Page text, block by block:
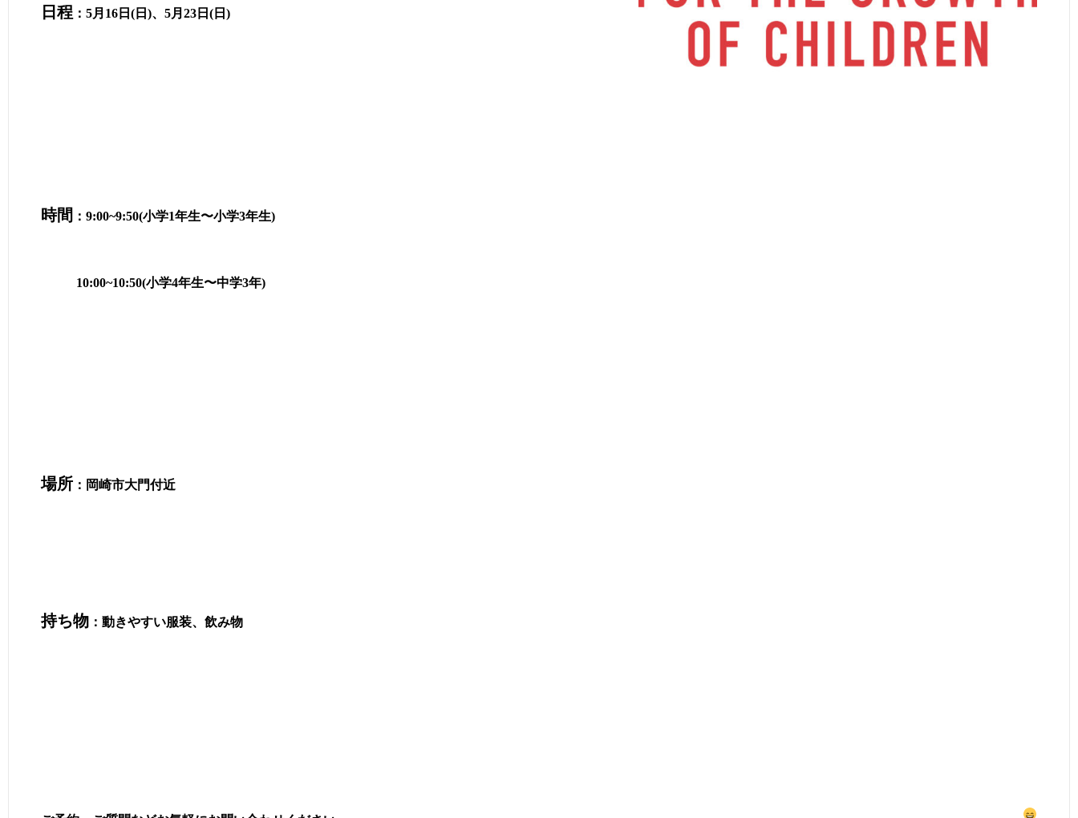
日程：5月16日(日)、5月23日(日)
時間 ：9:00~9:50(小学1年生〜小学3年生)
10:00~10:50(小学4年生〜中学3年)
場所：岡崎市大門付近
持ち物 ：動きやすい服装、飲み物